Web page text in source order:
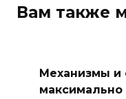
Вам также
Механизмы и